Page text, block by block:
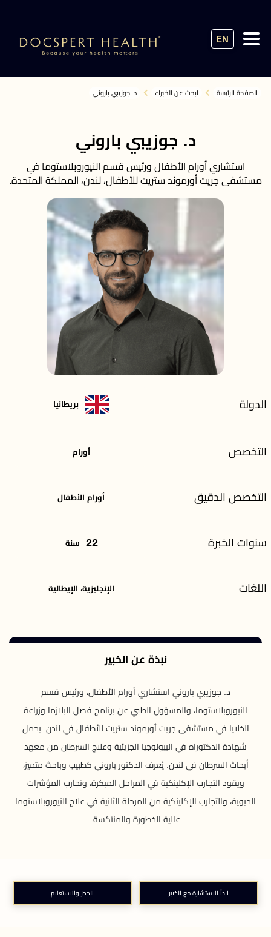
EN
الصفحة الرئيسة ابحث عن الخبراء د. جوزيبي باروني
د. جوزيبي باروني
استشاري أورام الأطفال ورئيس قسم النيوروبلاستوما في
مستشفى جريت أورموند ستريت للأطفال، لندن، المملكة المتحدة.
الدولة بريطانيا
التخصص أورام
التخصص الدقيق أورام الأطفال
سنوات الخبرة 22 سنة
اللغات الإنجليزية، الإيطالية
نبذة عن الخبير
د. جوزيبي باروني استشاري أورام الأطفال، ورئيس قسم
النيوروبلاستوما، والمسؤول الطبي عن برنامج فصل البلازما وزراعة
الخلايا في مستشفى جريت أورموند ستريت للأطفال في لندن. يحمل
شهادة الدكتوراه في البيولوجيا الجزيئية وعلاج السرطان من معهد
أبحاث السرطان في لندن. يُعرف الدكتور باروني كطبيب وباحث متميز،
ويقود التجارب الإكلينكية في المراحل المبكرة، وتجارب المؤشرات
الحيوية، والتجارب الإكلينكية من المرحلة الثانية في علاج النيوروبلاستوما
عالية الخطورة والمنتكسة.
ابدأ الاستشارة مع الخبير الحجز والاستعلام